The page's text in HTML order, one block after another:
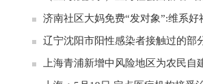
济南社区大妈免费“发对象”:维系好
辽宁沈阳市阳性感染者接触过的部
上海青浦新增中风险地区为农民自